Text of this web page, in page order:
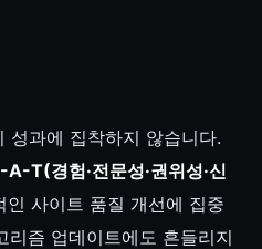
성과에 집착하지 않습니다.
A-T(경험·전문성·권위성·신
인 사이트 품질 개선에 집중
리즘 업데이트에도 흔들리지